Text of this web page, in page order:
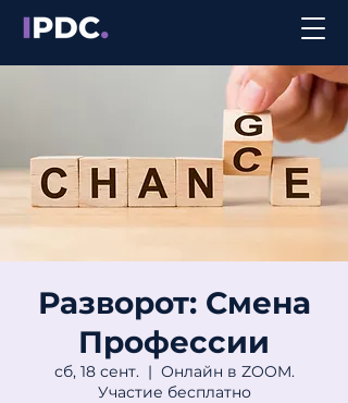
Разворот: Смена
Профессии
сб, 18 сент.
  |
Онлайн в ZOOM.
Участие бесплатно